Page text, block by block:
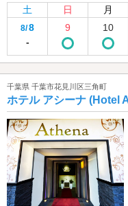
土 日 月
8/8
-
9 10
千葉県 千葉市花見川区三角町
ホテル アシーナ (Hotel